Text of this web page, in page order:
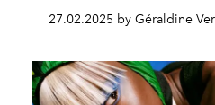
27.02.2025 by Géraldine